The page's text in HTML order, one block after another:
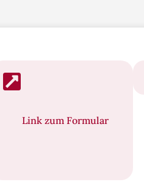
Link zum Formular